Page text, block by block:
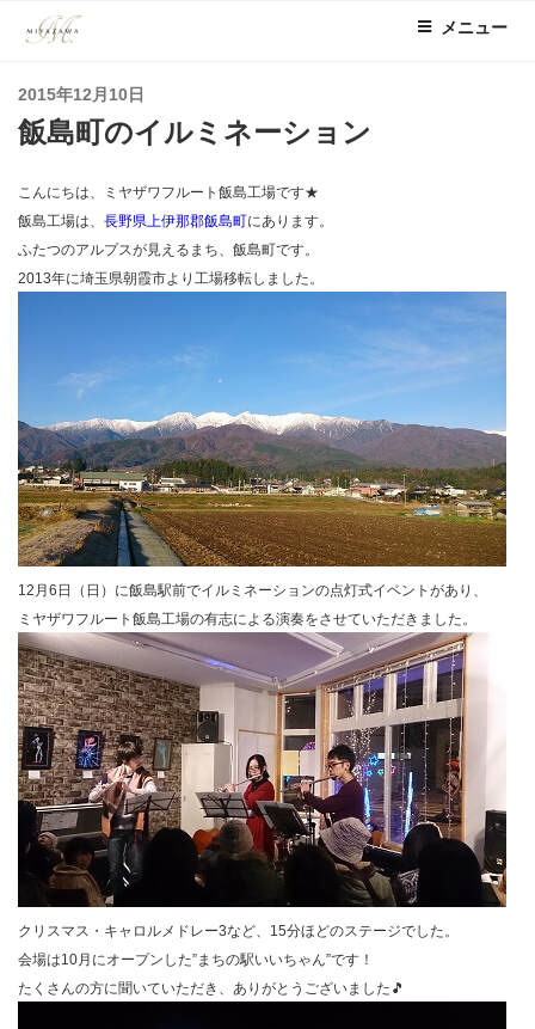
メニュー
投
稿
日:
2015年12月10日
飯島町のイルミネーション
こんにちは、ミヤザワフルート飯島工場です★
飯島工場は、 長野県上伊那郡飯島町にあります。
ふたつのアルプスが見えるまち、飯島町です。
2013年に埼玉県朝霞市より工場移転しました。
12月6日（日）に飯島駅前でイルミネーションの点灯式イベントがあり、
ミヤザワフルート飯島工場の有志による演奏をさせていただきました。
クリスマス・キャロルメドレー3など、15分ほどのステージでした。
会場は10月にオープンした”まちの駅いいちゃん”です！
たくさんの方に聞いていただき、ありがとうございました🎵